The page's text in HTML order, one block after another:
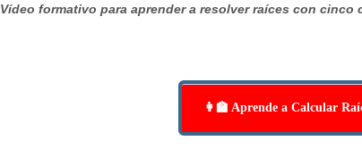
Vídeo formativo para aprender a resolver raíces con
👩‍🏫 Aprende a Calcular